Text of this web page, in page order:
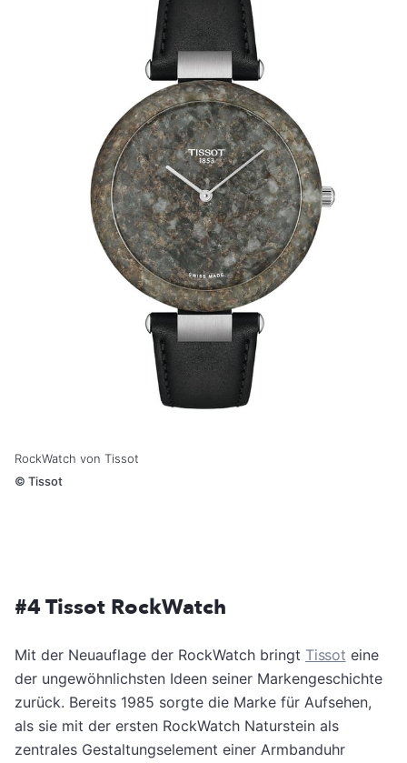
RockWatch von Tissot
© Tissot
#4 Tissot RockWatch
Mit der Neuauflage der RockWatch bringt Tissot eine
der ungewöhnlichsten Ideen seiner Markengeschichte
zurück. Bereits 1985 sorgte die Marke für Aufsehen,
als sie mit der ersten RockWatch Naturstein als
zentrales Gestaltungselement einer Armbanduhr